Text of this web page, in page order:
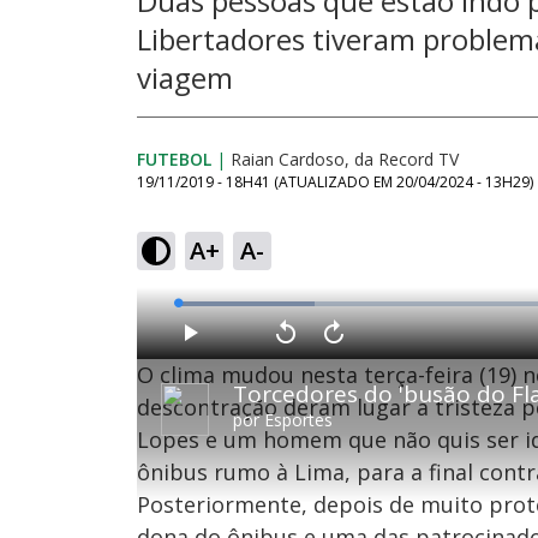
Libertadores tiveram
viagem
FUTEBOL | Raian Cardoso, da Record TV
19/11/2019 - 18H41 (ATUALIZADO EM 20/04/2024 - 13H29)
A+ A-
porEsportes
P
l
a
y
V
o
t
a
r
1
0
s
g
u
d
s
A
v
a
n
ç
a
r
1
0
e
g
n
o
L
o
a
d
e
:
1
7
.
1
9
%
O clima mudou nesta terça-feira (19)
descontração deram lugar à tristeza
Lopes e um homem que não quis
ônibus rumo à Lima, para a final
Posteriormente, depois de muito